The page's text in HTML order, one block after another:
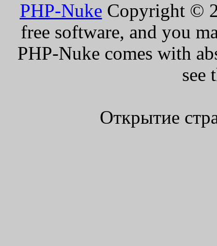
PHP-Nuke Copyright ©
free software, and you
PHP-Nuke comes with
see
Открытие